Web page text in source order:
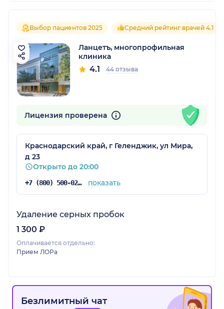
Выбор пациентов 2025 Средний рейтинг врачей 4.1
Ланцетъ, многопрофильная
клиника
4.1 44 отзыва
Лицензия проверена
Краснодарский край, г Геленджик, ул Мира,
д 23
Открыто до 20:00
+7 (800) 500-02-03 показать
Удаление серных пробок
1 300 ₽
Оплачивается отдельно:
Прием ЛОРа
Безлимитный чат